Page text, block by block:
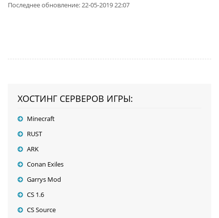
Последнее обновление: 22-05-2019 22:07
ХОСТИНГ СЕРВЕРОВ ИГРЫ:
Minecraft
RUST
ARK
Conan Exiles
Garrys Mod
CS 1.6
CS Source